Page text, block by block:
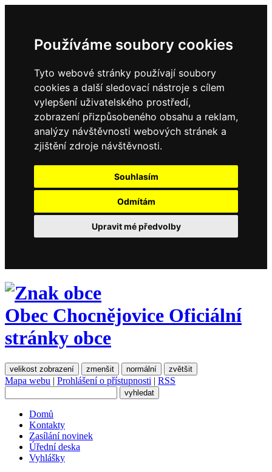
Používáme soubory cookies
Tyto webové stránky používají soubory
cookies a další sledovací nástroje s cílem
vylepšení uživatelského prostředí,
zobrazení přizpůsobeného obsahu a reklam,
analýzy návštěvnosti webových stránek a
zjištění zdroje návštěvnosti.
Souhlasím
Odmítám
Upravit mé předvolby
Obec Chocnějovice Oficiální
stránky obce
velikost zobrazení zmenšit normální zvětšit
Mapa webu | Prohlášení o přístupnosti | RSS
Domů
Kontakty
Zasílání novinek
Úřední deska
Vyhlášky